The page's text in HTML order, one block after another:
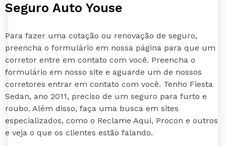
Seguro Auto Youse
Para fazer uma cotação ou renovação de seguro,
preencha o formulário em nossa página para que um
corretor entre em contato com você. Preencha o
formulário em nosso site e aguarde um de nossos
corretores entrar em contato com você. Tenho Fiesta
Sedan, ano 2011, preciso de um seguro para furto e
roubo. Além disso, faça uma busca em sites
especializados, como o Reclame Aqui, Procon e outros
e veja o que os clientes estão falando.